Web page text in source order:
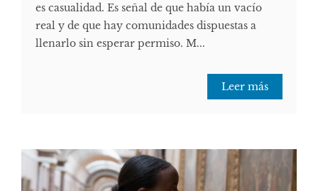
es casualidad. Es señal de que había un vacío
real y de que hay comunidades dispuestas a
llenarlo sin esperar permiso. M...
Leer más